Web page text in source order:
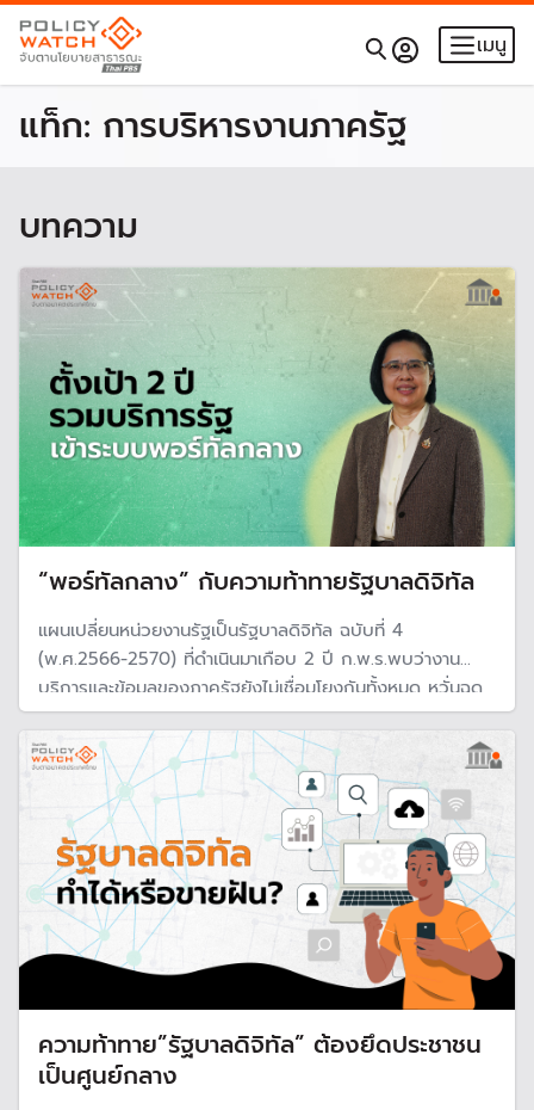
เมนู
แท็ก: การบริหารงานภาครัฐ
บทความ
“พอร์ทัลกลาง” กับความท้าทายรัฐบาลดิจิทัล
แผนเปลี่ยนหน่วยงานรัฐเป็นรัฐบาลดิจิทัล ฉบับที่ 4
(พ.ศ.2566-2570) ที่ดำเนินมาเกือบ 2 ปี ก.พ.ร.พบว่างาน
บริการและข้อมูลของภาครัฐยังไม่เชื่อมโยงกันทั้งหมด หวั่นฉุด
อันดับดัชนีรัฐบาลอิเล็กทรอนิกส์โลก ตั้งเป้าภายในปี 2570
รวมบริการทุกหน่วยงานเข้าระบบกลางของประเทศ
ความท้าทาย”รัฐบาลดิจิทัล” ต้องยึดประชาชน
เป็นศูนย์กลาง